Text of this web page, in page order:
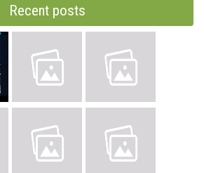
Recent posts